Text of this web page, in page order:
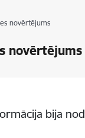
novērtējums
novērtējums
bija